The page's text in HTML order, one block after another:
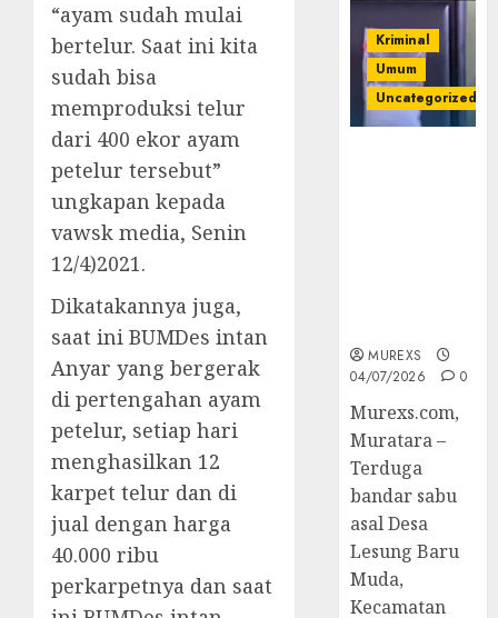
“ayam sudah mulai
bertelur. Saat ini kita
sudah bisa
memproduksi telur
dari 400 ekor ayam
petelur tersebut”
ungkapan kepada
vawsk media, Senin
12/4)2021.
Dikatakannya juga,
saat ini BUMDes intan
Anyar yang bergerak
di pertengahan ayam
petelur, setiap hari
menghasilkan 12
karpet telur dan di
jual dengan harga
40.000 ribu
perkarpetnya dan saat
Kriminal
Umum
Uncategorized
MUREXS
04/07/2026
0
Murexs.com,
Muratara –
Terduga
bandar sabu
asal Desa
Lesung Baru
Muda,
Kecamatan